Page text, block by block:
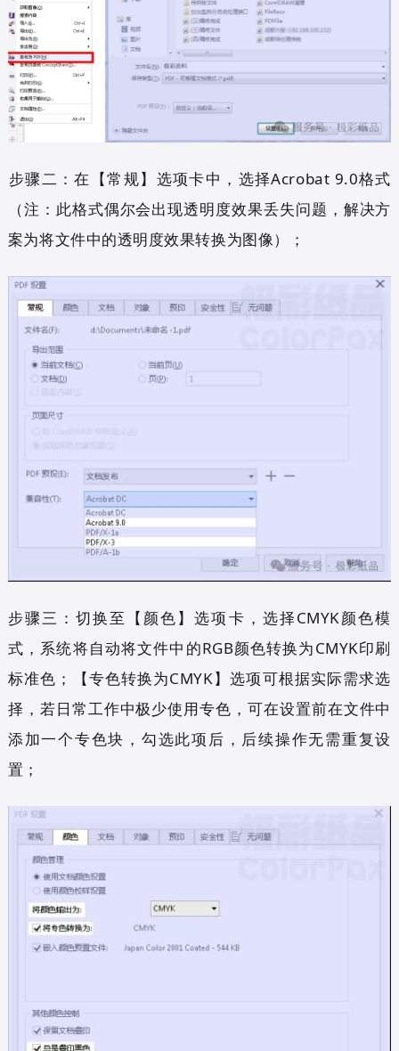
步骤二：在【常规】选项卡中，选择Acrobat 9.0格式
（注：此格式偶尔会出现透明度效果丢失问题，解决方
案为将文件中的透明度效果转换为图像）；
步骤三：切换至【颜色】选项卡，选择CMYK颜色模
式，系统将自动将文件中的RGB颜色转换为CMYK印刷
标准色；【专色转换为CMYK】选项可根据实际需求选
择，若日常工作中极少使用专色，可在设置前在文件中
添加一个专色块，勾选此项后，后续操作无需重复设
置；